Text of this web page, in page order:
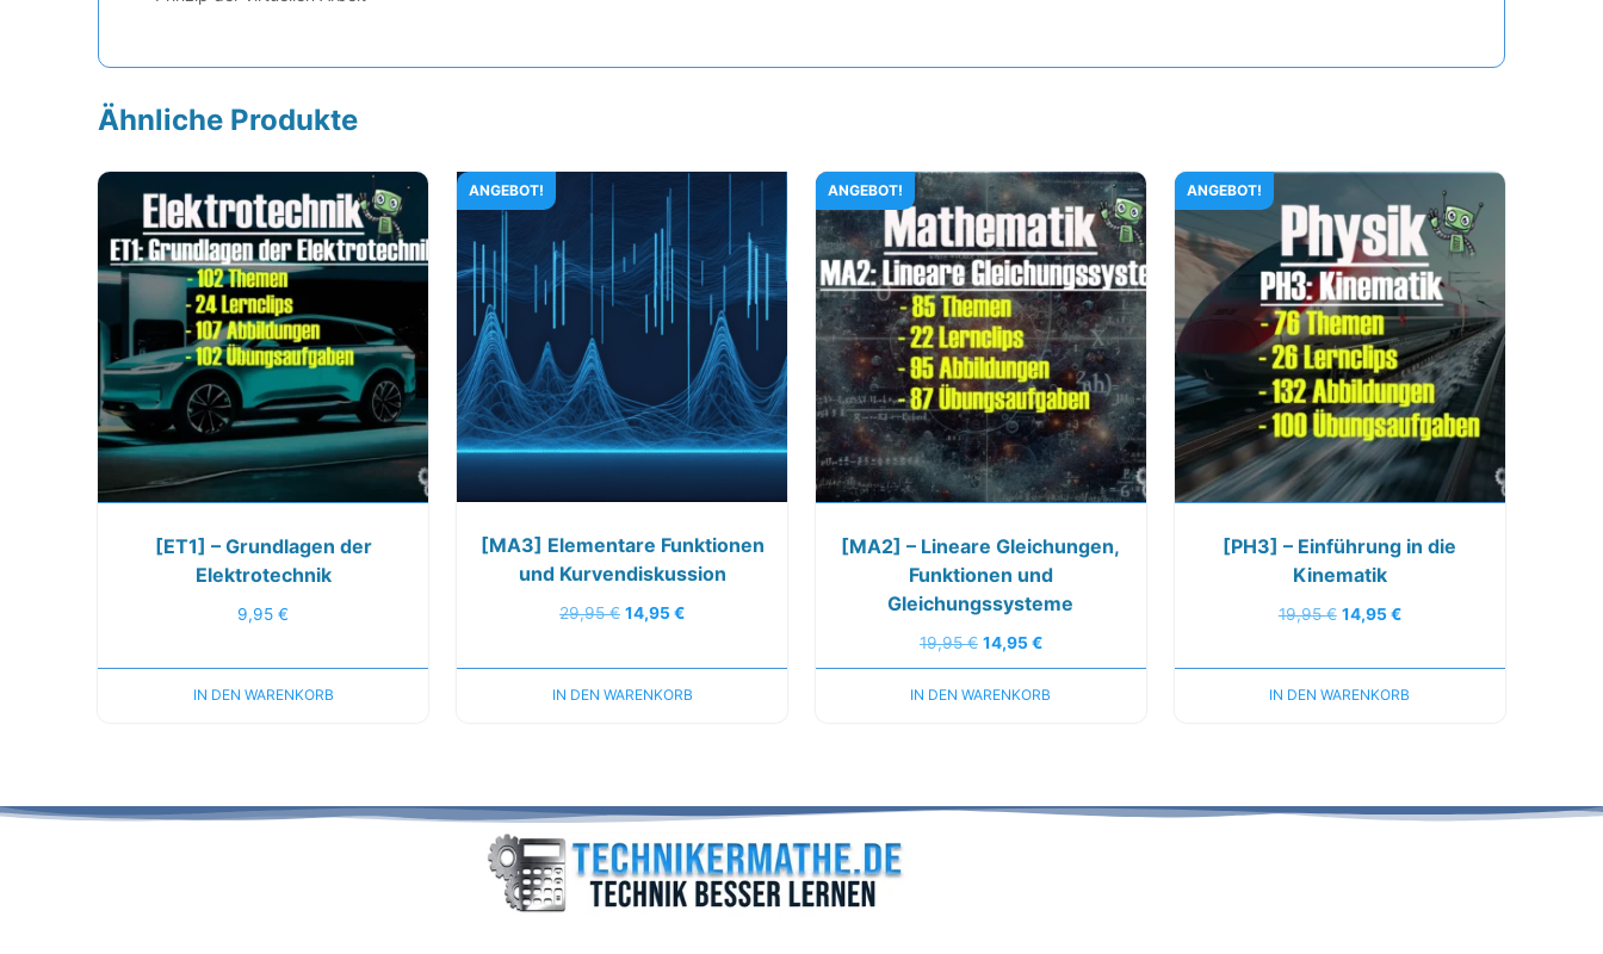
Ähnliche Produkte
[ET1] – Grundlagen der
Elektrotechnik
9,95€
IN DEN WARENKORB
ANGEBOT!
[MA3] Elementare Funktionen
und Kurvendiskussion
29,95€ 14,95€
IN DEN WARENKORB
ANGEBOT!
[MA2] – Lineare Gleichungen,
Funktionen und
Gleichungssysteme
19,95€ 14,95€
IN DEN WARENKORB
ANGEBOT!
[PH3] – Einführung in die
Kinematik
19,95€ 14,95€
IN DEN WARENKORB